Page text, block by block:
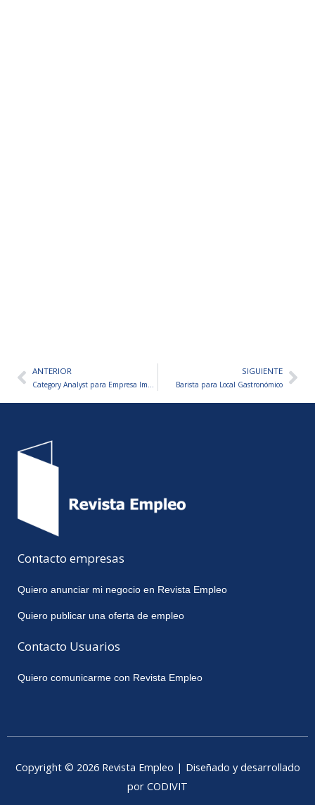
AntANTERIOR
Category Analyst para Empresa Importadora
SIGUIENTE
Barista para Local Gastronómico
Contacto empresas
Quiero anunciar mi negocio en Revista Empleo
Quiero publicar una oferta de empleo
Contacto Usuarios
Quiero comunicarme con Revista Empleo
Copyright © 2026 Revista Empleo | Diseñado y desarrollado
por CODIVIT